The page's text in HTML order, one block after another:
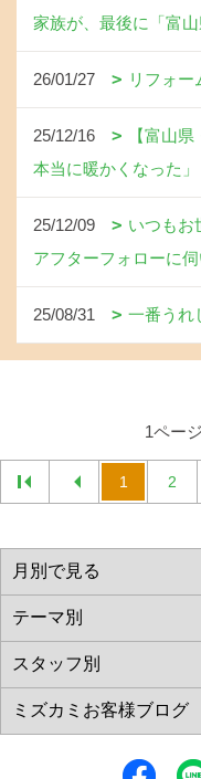
家族が、最後に「富
26/01/27 リフォー
25/12/16
【富山
本当に暖かくなった
25/12/09
いつもお
アフターフォローに
25/08/31 一番うれ
1ペー
1 2